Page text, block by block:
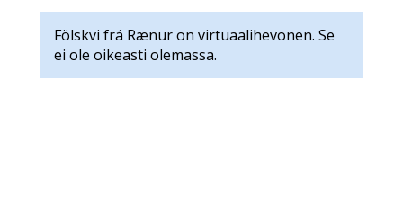
Fölskvi frá Rænur on virtuaalihevonen. Se
ei ole oikeasti olemassa.